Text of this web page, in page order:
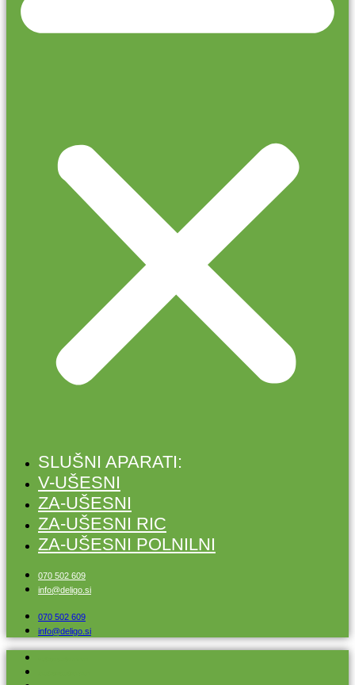
SLUŠNI APARATI:
V-UŠESNI
ZA-UŠESNI
ZA-UŠESNI RIC
ZA-UŠESNI POLNILNI
070 502 609
info@deligo.si
070 502 609
info@deligo.si